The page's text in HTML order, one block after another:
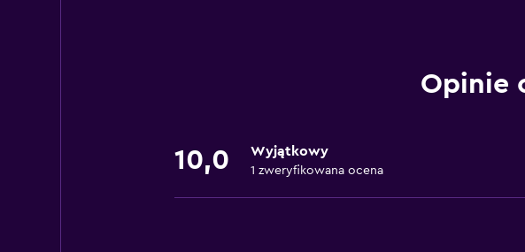
Opinie
10,0 Wyjątkowy
1 zweryfikowana ocena